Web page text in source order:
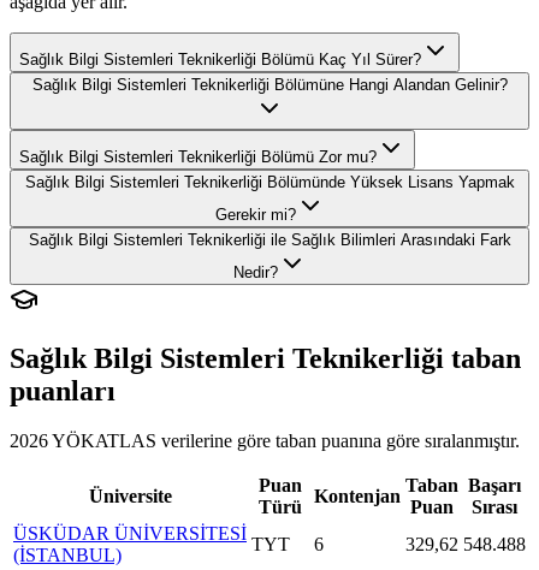
Sağlık Bilgi Sistemleri Teknikerliği Bölümü Kaç Yıl Sürer?
Sağlık Bilgi Sistemleri Teknikerliği Bölümüne Hangi Alandan Gelinir?
Sağlık Bilgi Sistemleri Teknikerliği Bölümü Zor mu?
Sağlık Bilgi Sistemleri Teknikerliği Bölümünde Yüksek Lisans Yapmak
Gerekir mi?
Sağlık Bilgi Sistemleri Teknikerliği ile Sağlık Bilimleri Arasındaki Fark
Nedir?
Sağlık Bilgi Sistemleri Teknikerliği taban
puanları
2026 YÖKATLAS verilerine göre taban puanına göre sıralanmıştır.
Üniversite
Puan
Türü
Kontenjan
Taban
Puan
Başarı
Sırası
ÜSKÜDAR ÜNİVERSİTESİ
(İSTANBUL)
TYT 6 329,62 548.488